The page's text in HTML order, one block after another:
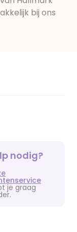
bij ons
nodig?
je graag